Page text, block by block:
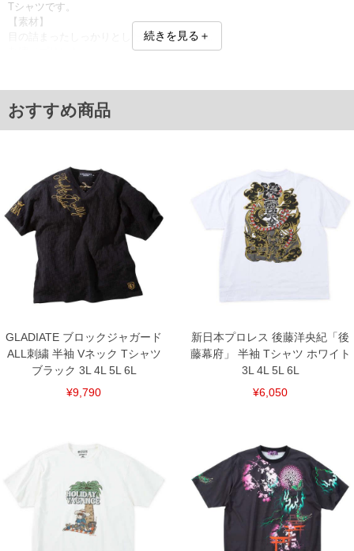
Tシャツです。
【素材】
目の詰まったしっかりとした綿100%の生地。
サイズ/バスト/総丈/裾周り/肩幅/袖丈
3L/130/78/130/58/24
4L/140/80/140/60/25
8L/180/88/180/68/29
単位はcm
※【返品交換について】
返品交換希望の方は、商品到着後1週間以内にご連絡ください。
下着(肌着)やワイシャツは商品の性質上、返品交換不可とさせて頂いております。予め
ご了承くださいませ。
※【ボトムの裾上げをご希望の場合】
裾上げ料金は500円+税となります。
備考欄に股下●cmとご記入下さい。（裾上げ無料対象商品は1本につき税込6,000円以
上の品が対象。1本5,999円以下の商品は有料（500円+税）となります。）
一部、お直しに対応出来ない商品がございます。(例：裾にファスナーや調節ひもが付
いている、極端なデザインが施されている等)
※商品によって若干のサイズの誤差がございます。また、お客様がご使用の環境（コ
連絡させて頂きますので予めご了承ください。
続きを見る＋
おすすめ商品
GLADIATE ブロックジャガード
ALL刺繍 半袖 Vネック Tシャツ
ブラック 3L 4L 5L 6L
¥9,790
新日本プロレス 後藤洋央紀「後
藤幕府」 半袖 Tシャツ ホワイト
3L 4L 5L 6L
¥6,050